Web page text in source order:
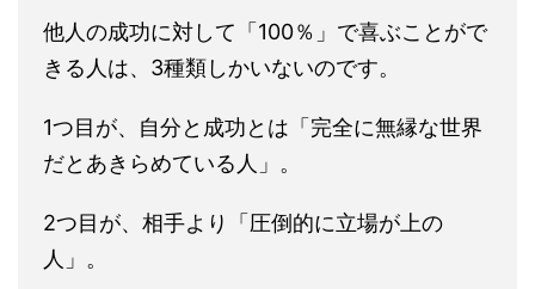
他人の成功に対して「100％」で喜ぶことがで
きる人は、3種類しかいないのです。
1つ目が、自分と成功とは「完全に無縁な世界
だとあきらめている人」。
2つ目が、相手より「圧倒的に立場が上の
人」。